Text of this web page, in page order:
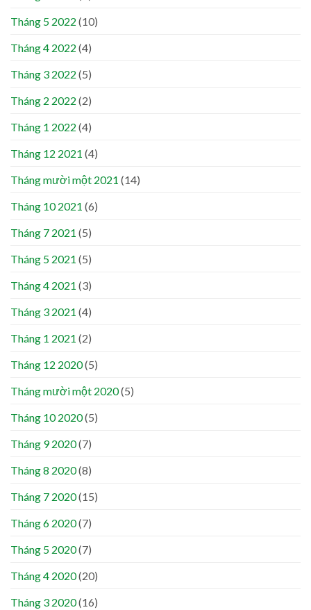
Tháng 5 2022 (10)
Tháng 4 2022 (4)
Tháng 3 2022 (5)
Tháng 2 2022 (2)
Tháng 1 2022 (4)
Tháng 12 2021 (4)
Tháng mười một 2021 (14)
Tháng 10 2021 (6)
Tháng 7 2021 (5)
Tháng 5 2021 (5)
Tháng 4 2021 (3)
Tháng 3 2021 (4)
Tháng 1 2021 (2)
Tháng 12 2020(5)
Tháng mười một 2020(5)
Tháng 10 2020(5)
Tháng 9 2020(7)
Tháng 8 2020(8)
Tháng 7 2020(15)
Tháng 6 2020(7)
Tháng 5 2020(7)
Tháng 4 2020(20)
Tháng 3 2020(16)